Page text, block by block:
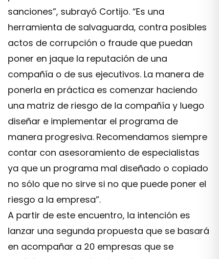
sanciones”, subrayó Cortijo. “Es una
herramienta de salvaguarda, contra posibles
actos de corrupción o fraude que puedan
poner en jaque la reputación de una
compañía o de sus ejecutivos. La manera de
ponerla en práctica es comenzar haciendo
una matriz de riesgo de la compañía y luego
diseñar e implementar el programa de
manera progresiva. Recomendamos siempre
contar con asesoramiento de especialistas
ya que un programa mal diseñado o copiado
no sólo que no sirve si no que puede poner el
riesgo a la empresa”.
A partir de este encuentro, la intención es
lanzar una segunda propuesta que se basará
en acompañar a 20 empresas que se